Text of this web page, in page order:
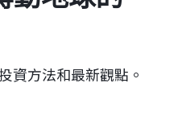
資方法和最新觀點。